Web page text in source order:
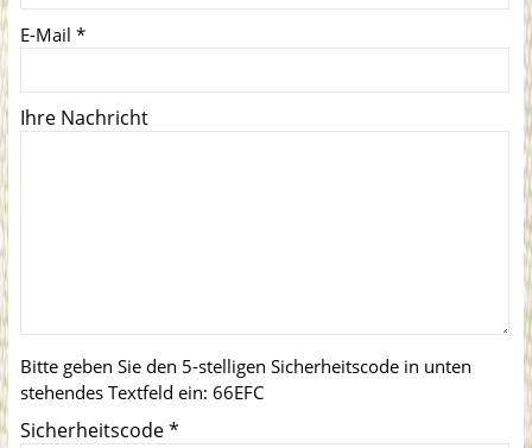
E-Mail *
Ihre Nachricht
Bitte geben Sie den 5-stelligen Sicherheitscode in unten
stehendes Textfeld ein: 66EFC
Sicherheitscode*